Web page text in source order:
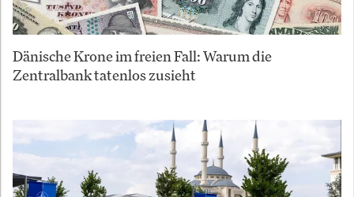
Dänische Krone im freien Fall: Warum die
Zentralbank tatenlos zusieht